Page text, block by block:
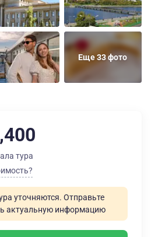
Еще 33 фото
тура
уточняются. Отправьте
актуальную информацию